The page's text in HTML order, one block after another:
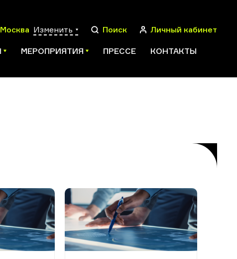
Москва Изменить Поиск Личный кабинет
МЕРОПРИЯТИЯ ПРЕССЕ КОНТАКТЫ